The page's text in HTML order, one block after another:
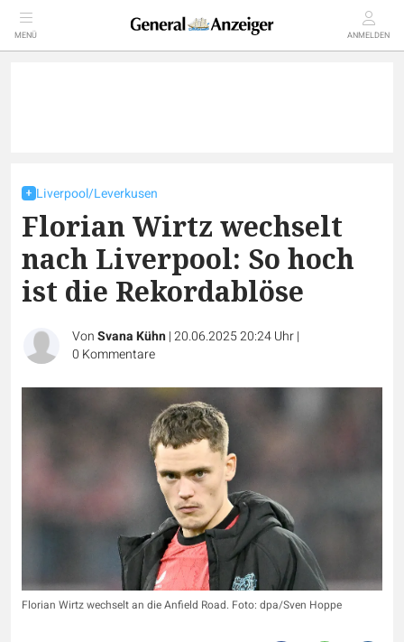
MENÜ ANMELDEN
Liverpool/Leverkusen
Florian Wirtz wechselt
nach Liverpool: So hoch
ist die Rekordablöse
VonSvana Kühn|20.06.2025 20:24 Uhr|
0 Kommentare
Florian Wirtz wechselt an die Anfield Road. Foto: dpa/Sven Hoppe